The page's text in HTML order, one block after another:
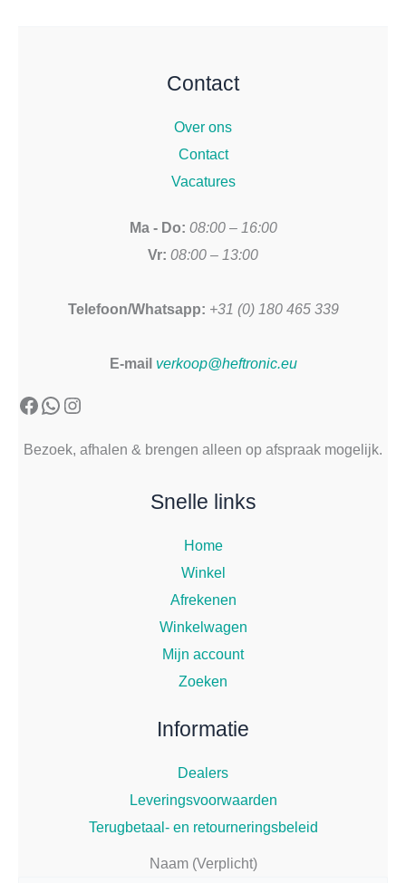
Contact
Over ons
Contact
Vacatures
Ma - Do: 08:00 – 16:00
Vr: 08:00 – 13:00
Telefoon/Whatsapp: +31 (0) 180 465 339
E-mail verkoop@heftronic.eu
Facebook
WhatsApp
Instagram
Bezoek, afhalen & brengen alleen op afspraak mogelijk.
Snelle links
Home
Winkel
Afrekenen
Winkelwagen
Mijn account
Zoeken
Informatie
Dealers
Leveringsvoorwaarden
Terugbetaal- en retourneringsbeleid
Naam (Verplicht)